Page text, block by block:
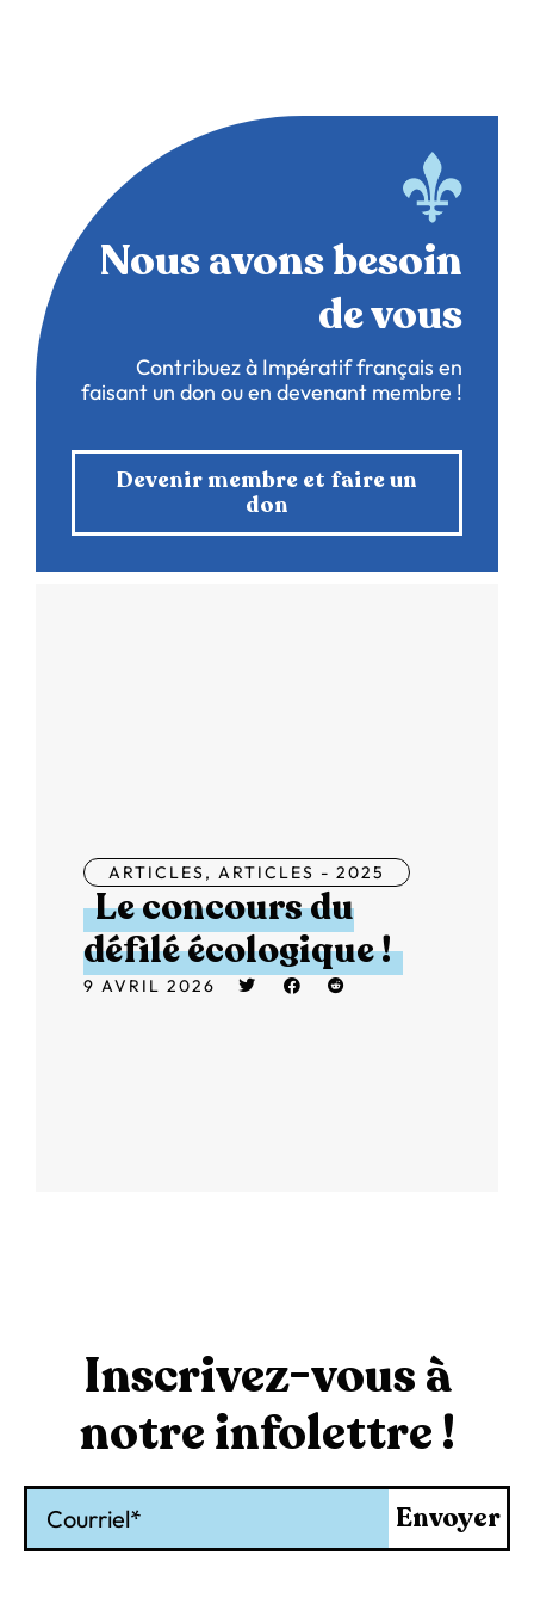
Nous avons besoin
de vous
Contribuez à Impératif français en
faisant un don ou en devenant membre !
Devenir membre et faire un
don
ARTICLES, ARTICLES - 2025
Le concours du
défilé écologique !
9 AVRIL 2026
Inscrivez-vous à
notre infolettre !
Envoyer